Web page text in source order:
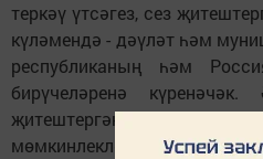
теркәү үтсәгез, сез
күләмендә - дәүләт һәм
республиканың һәм
бирүчеләренә
җитештергән
мөмкинлекләр ача, - диде ул.